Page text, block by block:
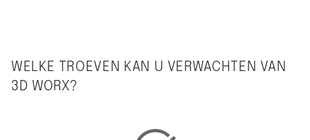
WELKE TROEVEN KAN U VERWACHTEN VAN
3D WORX?